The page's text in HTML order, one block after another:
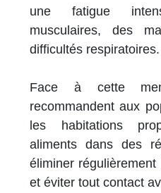
une fatigue
musculaires, des
difficultés respiratoires.
Face à cette
recommandent aux
les habitations
aliments dans des
éliminer
et éviter tout contact